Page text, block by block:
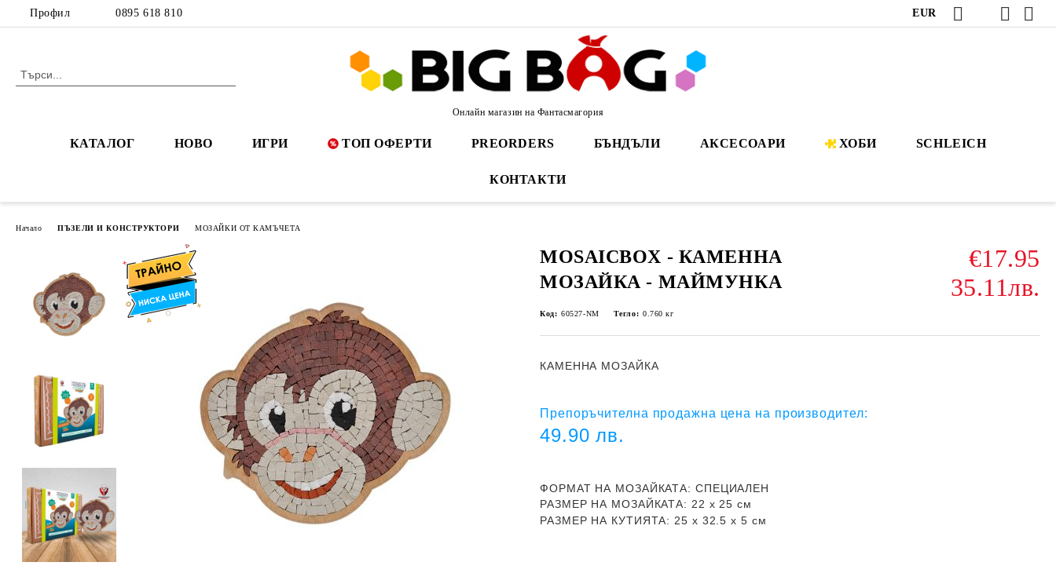
Профил 0895 618 810 EUR
Онлайн магазин на Фантасмагория
КАТАЛОГ НОВО ИГРИ ТОП ОФЕРТИ PREORDERS БЪНДЪЛИ АКСЕСОАРИ ХОБИ SCHLEICH
КОНТАКТИ
Начало ПЪЗЕЛИ И КОНСТРУКТОРИ МОЗАЙКИ ОТ КАМЪЧЕТА
MOSAICBOX - КАМЕННА
МОЗАЙКА - МАЙМУНКА
€17.95
35.11лв.
Код: 60527-NM Тегло: 0.760 кг
КАМЕННА МОЗАЙКА
Препоръчителна продажна цена на производител:
49.90 лв.
ФОРМАТ НА МОЗАЙКАТА: СПЕЦИАЛЕН
РАЗМЕР НА МОЗАЙКАТА: 22 х 25 см
РАЗМЕР НА КУТИЯТА: 25 х 32.5 х 5 см